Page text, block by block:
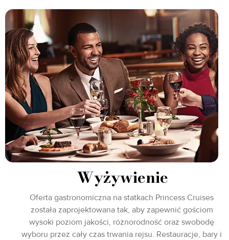
Wyżywienie
Oferta gastronomiczna na statkach Princess Cruises
została zaprojektowana tak, aby zapewnić gościom
wysoki poziom jakości, różnorodność oraz swobodę
wyboru przez cały czas trwania rejsu. Restauracje, bary i